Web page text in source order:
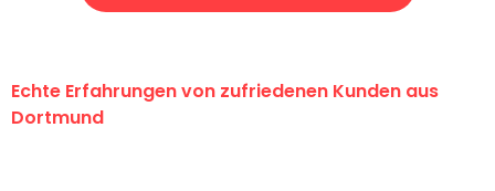
Echte Erfahrungen von zufriedenen Kunden aus
Dortmund